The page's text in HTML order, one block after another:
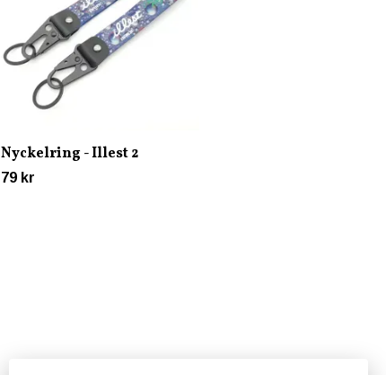
Nyckelring - Illest 2
79 kr